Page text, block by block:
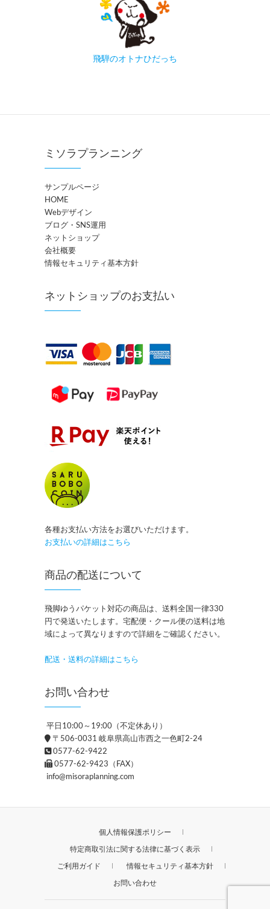
飛騨のオトナひだっち
ミソラプランニング
サンプルページ
HOME
Webデザイン
ブログ・SNS運用
ネットショップ
会社概要
情報セキュリティ基本方針
ネットショップのお支払い
各種お支払い方法をお選びいただけます。
お支払いの詳細はこちら
商品の配送について
飛脚ゆうパケット対応の商品は、送料全国一律330
円で発送いたします。宅配便・クール便の送料は地
域によって異なりますので詳細をご確認ください。
配送・送料の詳細はこちら
お問い合わせ
平日10:00～19:00（不定休あり）
〒506-0031 岐阜県高山市西之一色町2-24
0577-62-9422
0577-62-9423（FAX）
info@misoraplanning.com
個人情報保護ポリシー
特定商取引法に関する法律に基づく表示
ご利用ガイド
情報セキュリティ基本方針
お問い合わせ